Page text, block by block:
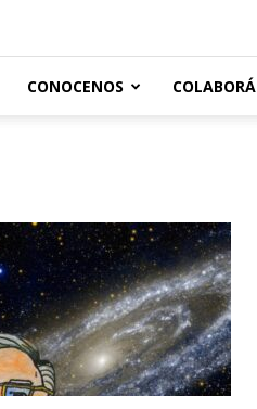
CONOCENOS COLABORÁ